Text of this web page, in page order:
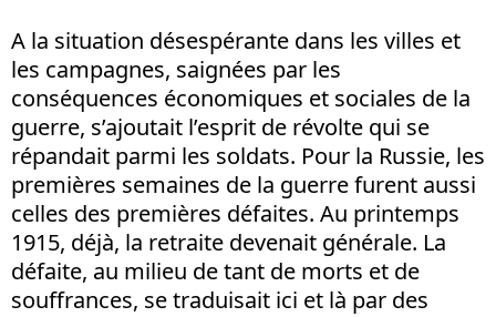
A la situation désespérante dans les villes et
les campagnes, saignées par les
conséquences économiques et sociales de la
guerre, s’ajoutait l’esprit de révolte qui se
répandait parmi les soldats. Pour la Russie, les
premières semaines de la guerre furent aussi
celles des premières défaites. Au printemps
1915, déjà, la retraite devenait générale. La
défaite, au milieu de tant de morts et de
souffrances, se traduisait ici et là par des